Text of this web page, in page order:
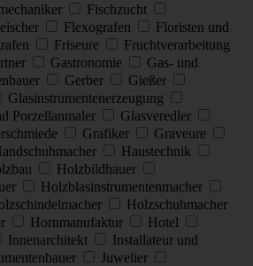
Fischzucht
Flexografen
Floristen und
Friseure
Fruchtverarbeitung
Gastronomie
Gas- und
Gerber
Gießer
Glasinstrumentenerzeugung
Porzellanmaler
Glasveredler
Grafiker
Graveure
Haustechnik
Holzbildhauer
Holzblasinstrumentenmacher
Holzschuhmacher
Hornmanufaktur
Hotel
Innenarchitekt
Installateur und
Juwelier